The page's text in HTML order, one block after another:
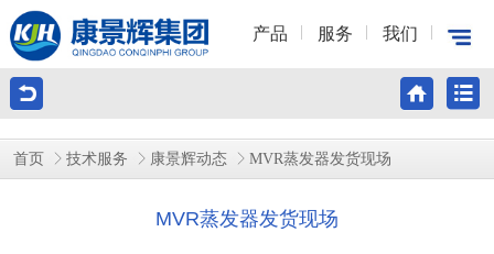
产品 服务 我们
首页 技术服务 康景辉动态 MVR蒸发器发货现场
MVR蒸发器发货现场